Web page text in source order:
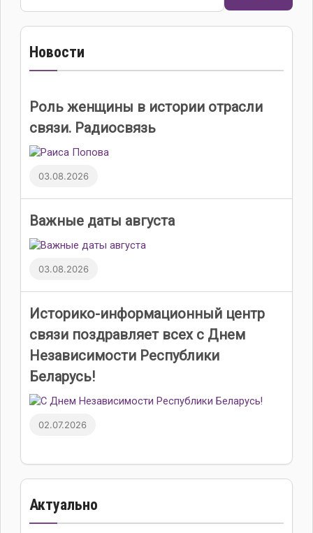
Новости
Роль женщины в истории отрасли
связи. Радиосвязь
03.08.2026
Важные даты августа
03.08.2026
Историко-информационный центр
связи поздравляет всех с Днем
Независимости Республики
Беларусь!
02.07.2026
Актуально